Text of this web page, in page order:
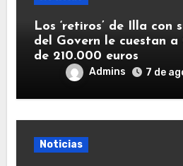
Los ‘retiros’ de Illa con
del Govern le cuestan a
de 210.000 euros
Admins 7 de
Noticias